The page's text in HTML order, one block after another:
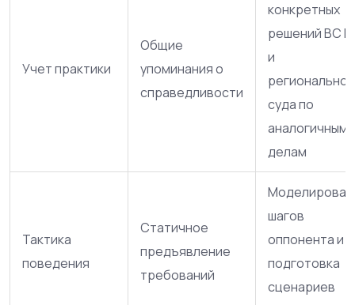
Учет практики
Общие
упоминания о
справедливости
конкретных
решений ВС
и
суда по
аналогичным
делам
Тактика
поведения
Статичное
предъявление
требований
шагов
оппонента и
подготовка
сценариев